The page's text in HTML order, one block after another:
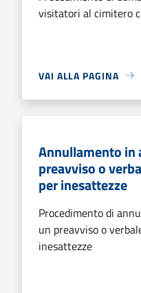
visitatori al cimitero
VAI ALLA PAGINA
Annullamento in
preavviso o
per inesattezze
Procedimento di
un preavviso o
inesattezze